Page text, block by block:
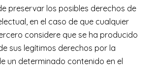
preservar los posibles derechos de
en el caso de que cualquier
considere que se ha producido
sus legítimos derechos por la
un determinado contenido en el